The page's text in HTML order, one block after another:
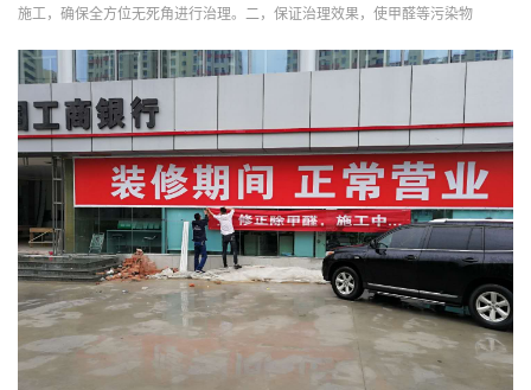
施工，确保全方位无死角进行治理。二，保证治理效果，使甲醛等污染物